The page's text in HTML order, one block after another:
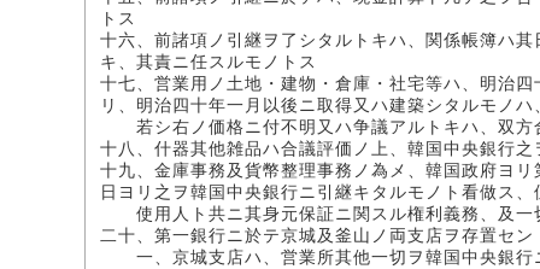
トス
十六、前諸項ノ引継ヲ了シタルトキハ、関係帳簿ハ
キ、其責ニ任スルモノトス
十七、営業用ノ土地・建物・倉庫・社宅等ハ、明治
リ、明治四十年一月以後ニ取得又ハ建築シタルモノ
若シ右ノ価格ニ付不明又ハ争議アルトキハ、双方
十八、什器其他雑品ハ合議評価ノ上、韓国中央銀行之
十九、金庫事務及貨幣整理事務ノ為メ、韓国政府ヨ
日ヨリ之ヲ韓国中央銀行ニ引継キタルモノト看做ス
使用人ト共ニ其身元保証ニ関スル権利義務、及一
二十、第一銀行ニ於テ京城及釜山ノ両支店ヲ存置セ
一、京城支店ハ、営業所其他一切ヲ韓国中央銀行